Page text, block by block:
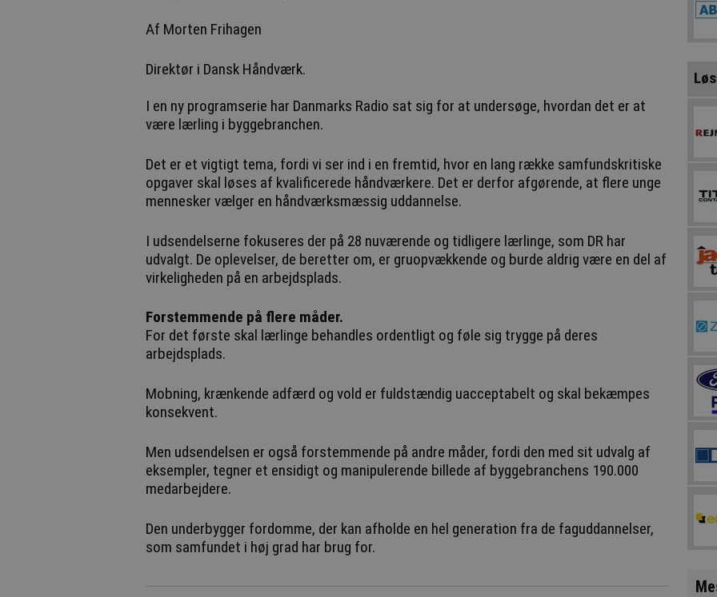
Af Morten Frihagen
Direktør i Dansk Håndværk.
I en ny programserie har Danmarks Radio sat sig for at undersøge, hvordan det er at
være lærling i byggebranchen.
Det er et vigtigt tema, fordi vi ser ind i en fremtid, hvor en lang række samfundskritiske
opgaver skal løses af kvalificerede håndværkere. Det er derfor afgørende, at flere unge
mennesker vælger en håndværksmæssig uddannelse.
I udsendelserne fokuseres der på 28 nuværende og tidligere lærlinge, som DR har
udvalgt. De oplevelser, de beretter om, er gruopvækkende og burde aldrig være en del af
virkeligheden på en arbejdsplads.
Forstemmende på flere måder.
For det første skal lærlinge behandles ordentligt og føle sig trygge på deres
arbejdsplads.
Mobning, krænkende adfærd og vold er fuldstændig uacceptabelt og skal bekæmpes
konsekvent.
Men udsendelsen er også forstemmende på andre måder, fordi den med sit udvalg af
eksempler, tegner et ensidigt og manipulerende billede af byggebranchens 190.000
medarbejdere.
Den underbygger fordomme, der kan afholde en hel generation fra de faguddannelser,
som samfundet i høj grad har brug for.